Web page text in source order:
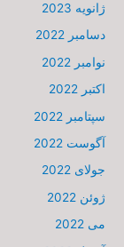
ژانویه 2023
دسامبر 2022
نوامبر 2022
اکتبر 2022
سپتامبر 2022
آگوست 2022
جولای 2022
ژوئن 2022
می 2022